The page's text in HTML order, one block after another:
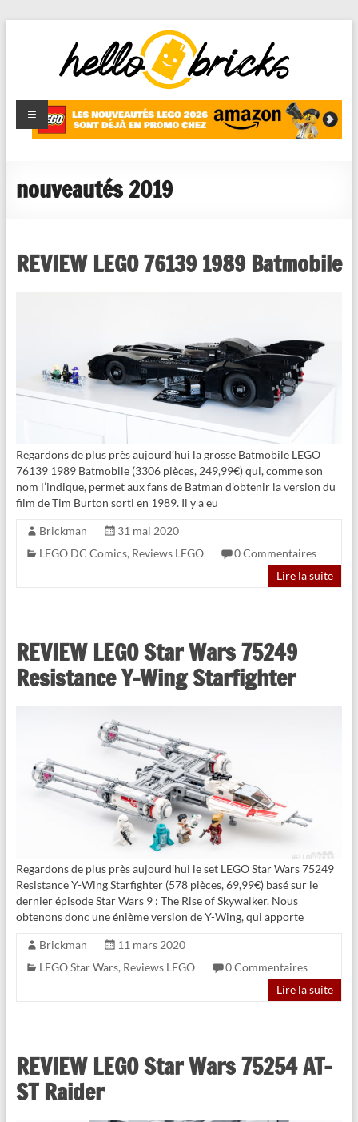
HelloBricks
Blog LEGO,
nouveaut�s
reviews
nouveautés 2019
REVIEW LEGO 76139 1989 Batmobile
Regardons de plus près aujourd’hui la grosse Batmobile LEGO
76139 1989 Batmobile (3306 pièces, 249,99€) qui, comme son
nom l’indique, permet aux fans de Batman d’obtenir la version du
film de Tim Burton sorti en 1989. Il y a eu
Brickman
31 mai 2020
LEGO DC Comics, Reviews LEGO
0 Commentaires
Lire la suite
REVIEW LEGO Star Wars 75249
Resistance Y-Wing Starfighter
Regardons de plus près aujourd’hui le set LEGO Star Wars 75249
Resistance Y-Wing Starfighter (578 pièces, 69,99€) basé sur le
dernier épisode Star Wars 9 : The Rise of Skywalker. Nous
obtenons donc une énième version de Y-Wing, qui apporte
Brickman
11 mars 2020
LEGO Star Wars, Reviews LEGO
0 Commentaires
Lire la suite
REVIEW LEGO Star Wars 75254 AT-
ST Raider